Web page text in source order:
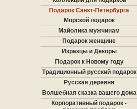
Подарок Санкт-Петербурга
Морской подарок
Майолика мужчинам
Подарок женщине
Изразцы и Декоры
Подарок к Новому году
Традиционный русский подарок
Русская деревня
Волшебная сказка вашего дома
Корпоративный подарок -